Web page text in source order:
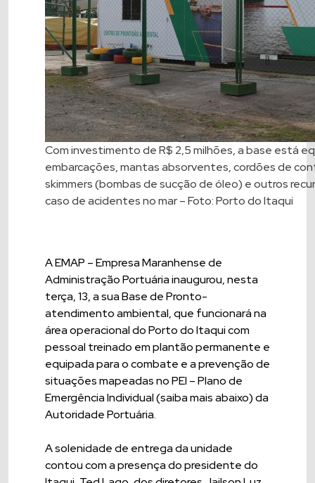
Com investimento de R$ 2,5 milhões, a base está
embarcações, mantas absorventes, cordões de
skimmers (bombas de sucção de óleo) e outros
caso de acidentes no mar – Foto: Porto do Itaqui
A EMAP – Empresa Maranhense de
Administração Portuária inaugurou, nesta
terça, 13, a sua Base de Pronto-
atendimento ambiental, que funcionará na
área operacional do Porto do Itaqui com
pessoal treinado em plantão permanente e
equipada para o combate e a prevenção de
situações mapeadas no PEI – Plano de
Emergência Individual (saiba mais abaixo) da
Autoridade Portuária.
A solenidade de entrega da unidade
contou com a presença do presidente do